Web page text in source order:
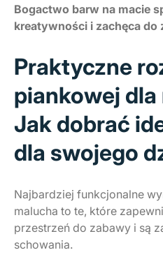
Bogactwo barw na macie
kreatywności i zachęca do
Praktyczne
piankowej
Jak dobrać
dla swojego
Najbardziej funkcjonalne
malucha to te, które
przestrzeń do zabawy i są
schowania.